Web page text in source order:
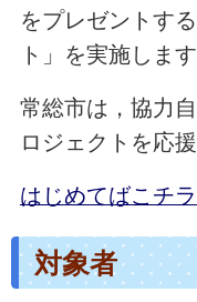
をプレゼントす
ト」を実施します
常総市は，協力
ロジェクトを応
はじめてばこチ
対象者